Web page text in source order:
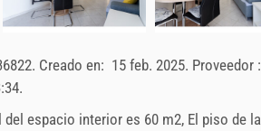
. Creado en: 15 feb. 2025. Proveedor
.
espacio interior es 60 m2, El piso de la